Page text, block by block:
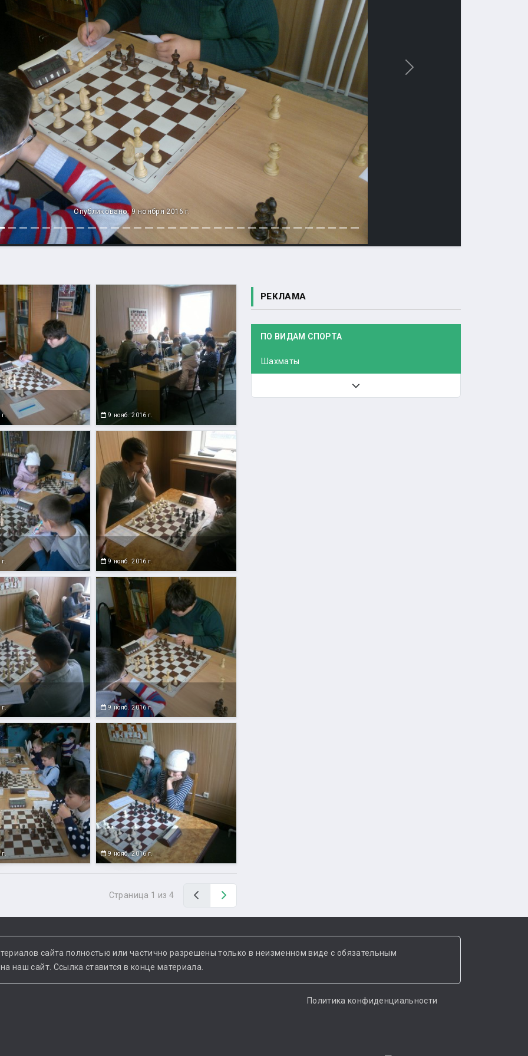
Опубликовано: 9 ноября 2016 г.
Вперед
г. 9 нояб. 2016 г.
9 нояб. 2016 г.
г. 9 нояб. 2016 г.
9 нояб. 2016 г.
Страница 1 из 4 Назад
РЕКЛАМА
ПО ВИДАМ СПОРТА
Шахматы
сайта полностью или частично разрешены только в неизменном виде с обязательным
наш сайт. Ссылка ставится в конце материала.
Политика конфиденциальности